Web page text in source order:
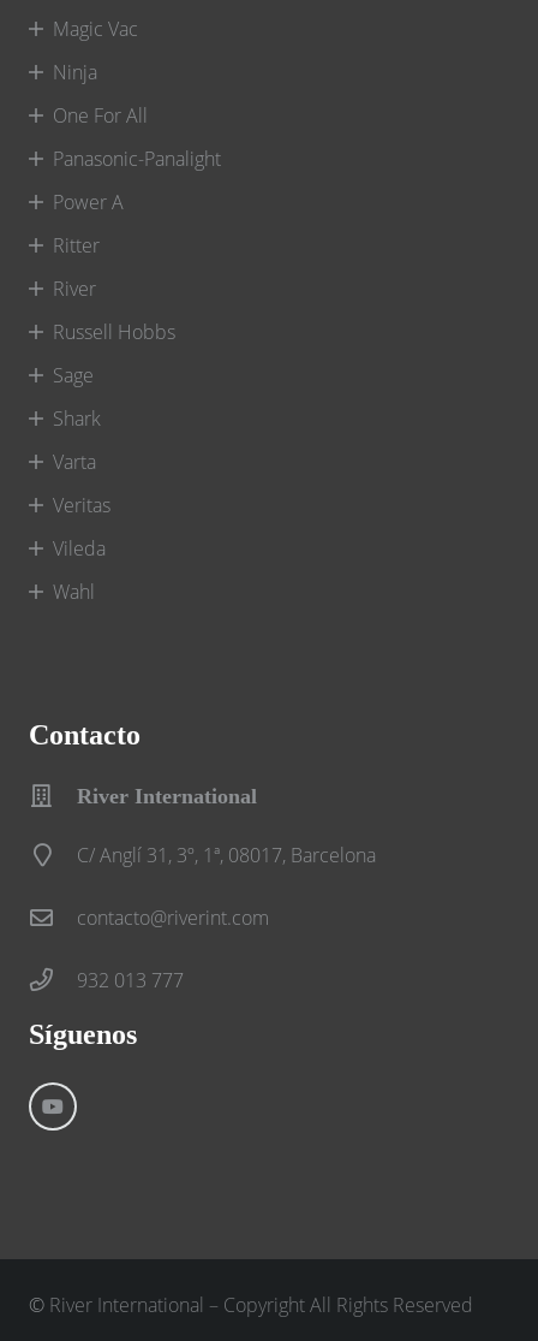
Magic Vac
Ninja
One For All
Panasonic-Panalight
Power A
Ritter
River
Russell Hobbs
Sage
Shark
Varta
Veritas
Vileda
Wahl
Contacto
River International
C/ Anglí 31, 3º, 1ª, 08017, Barcelona
contacto@riverint.com
932 013 777
Síguenos
© River International – Copyright All Rights Reserved